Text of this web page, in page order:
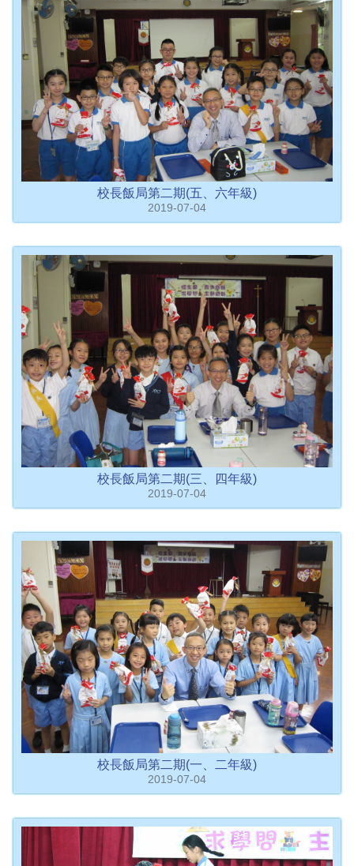
校長飯局第二期(五、六年級)
2019-07-04
校長飯局第二期(三、四年級)
2019-07-04
校長飯局第二期(一、二年級)
2019-07-04